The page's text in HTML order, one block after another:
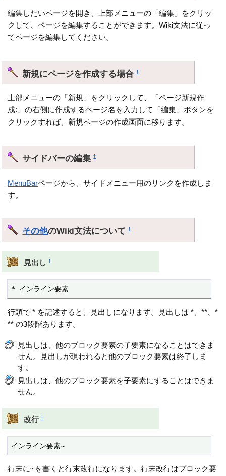
編集したいページを開き、上部メニューの「編集」をクリッ
クして、ページを編集することができます。Wiki文法に従っ
てページを編集してください。
新規にページを作成する場合†
上部メニューの「新規」をクリックして、「ページ新規作
成:」の右側に作成するページ名を入力して「編集」ボタンを
クリックすれば、新規ページの作成画面に移ります。
サイドバーの編集†
MenuBarページから、サイドメニュー用のリンクを作成しま
す。
その他のWiki文法について†
見出し †
* インライン要素
行頭で * を記述すると、見出しになります。見出しは *、**、*
** の3段階あります。
見出しは、他のブロック要素の子要素になることはできま
せん。見出しが現われると他のブロック要素は終了しま
す。
見出しは、他のブロック要素を子要素にすることはできま
せん。
改行 †
インライン要素~
行末に~を書くと行末改行になります。行末改行はブロック要